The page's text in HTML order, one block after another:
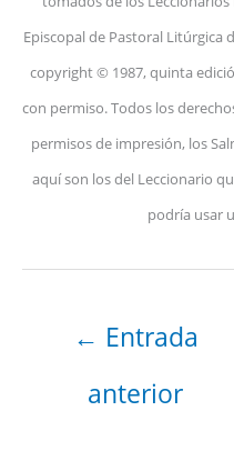
Episcopal de Pastoral Litúrgica
copyright © 1987, quinta
con permiso. Todos los
permisos de impresión, los
aquí son los del Leccionario
podría usar
← Entrada
anterior